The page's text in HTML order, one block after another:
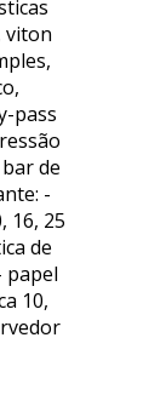
viton
pass
de
-
16, 25
de
papel
10,